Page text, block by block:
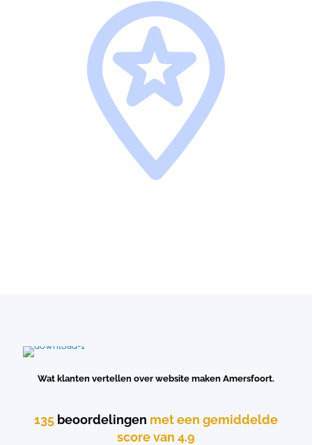
Wat klanten vertellen over website maken Amersfoort.
135 beoordelingen met een gemiddelde
score van 4.9